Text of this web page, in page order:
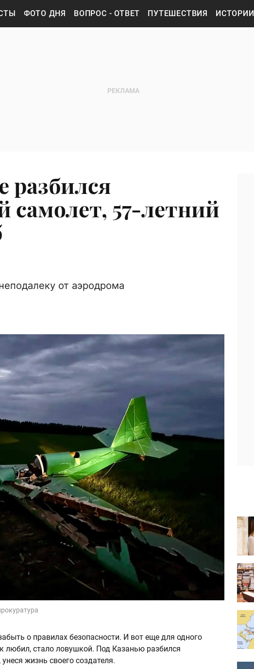
ФОТО ДНЯ ВОПРОС - ОТВЕТ ПУТЕШЕСТВИЯ ИСТОРИИ
разбился
самолет, 57-летний
от аэродрома
о правилах безопасности. И вот еще для одного
любил, стало ловушкой. Под Казанью разбился
жизнь своего создателя.